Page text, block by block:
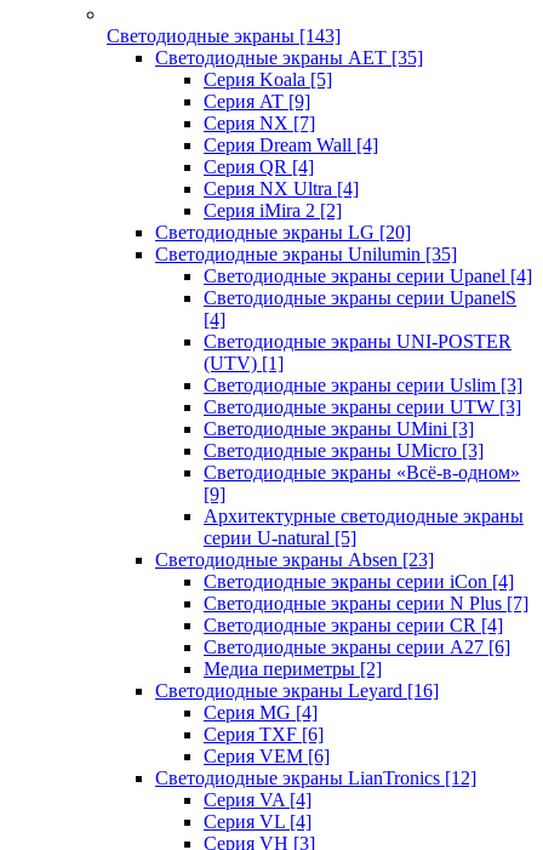
Светодиодные экраны [143]
Светодиодные экраны AET [35]
Cерия Koala [5]
Серия AT [9]
Серия NX [7]
Серия Dream Wall [4]
Серия QR [4]
Серия NX Ultra [4]
Серия iMira 2 [2]
Светодиодные экраны LG [20]
Светодиодные экраны Unilumin [35]
Светодиодные экраны серии Upanel [4]
Светодиодные экраны серии UpanelS
[4]
Светодиодные экраны UNI-POSTER
(UTV) [1]
Светодиодные экраны серии Uslim [3]
Светодиодные экраны серии UTW [3]
Светодиодные экраны UMini [3]
Светодиодные экраны UMicro [3]
Светодиодные экраны «Всё-в-одном»
[9]
Архитектурные светодиодные экраны
серии U-natural [5]
Светодиодные экраны Absen [23]
Светодиодные экраны серии iCon [4]
Светодиодные экраны серии N Plus [7]
Светодиодные экраны серии CR [4]
Светодиодные экраны серии А27 [6]
Медиа периметры [2]
Светодиодные экраны Leyard [16]
Серия MG [4]
Серия TXF [6]
Серия VEM [6]
Светодиодные экраны LianTronics [12]
Серия VA [4]
Серия VL [4]
Серия VH [3]